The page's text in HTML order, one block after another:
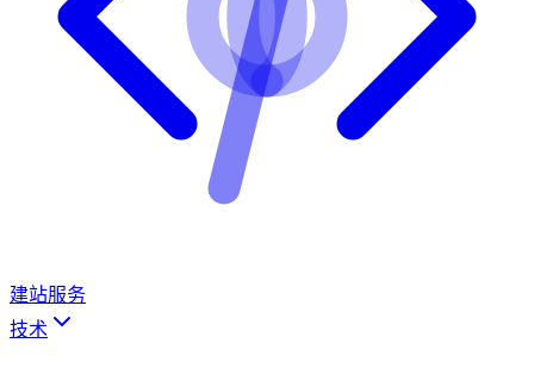
建站服务
技术